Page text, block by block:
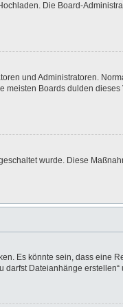
Die Board-
und Administratoren.
Boards dulden
wurde. Diese
Es könnte sein, dass eine
darfst Dateianhänge erstellen“